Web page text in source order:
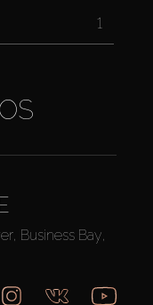
1
Business Bay,